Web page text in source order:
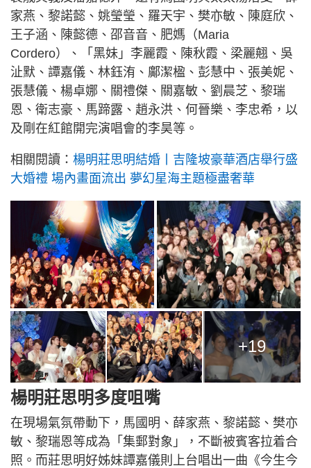
家燕、黎諾懿、姚瑩瑩、羅天宇、樊亦敏、陳庭欣、
王子涵、陳懿德、邵音音、肥媽（Maria
Cordero）、「黑妹」李麗霞、陳秋霞、梁麗翹、吳
沚默、譚嘉儀、林鈺洧、鄺潔楹、彭慧中、張美妮、
張慧儀、楊卓娜、關禮傑、關嘉敏、劉晨芝、黎瑞
恩、衛志豪、馬蹄露、趙永洪、何晉樂、李忠希，以
及剛在紅館開完演唱會的李昊等。
相關閱讀： 楊明莊思明結婚丨吉隆坡豪華酒店舉行盛
大婚禮 場內畫面流出 夢幻星海主題極盡奢華
+19
楊明莊思明多度咀嘴
在現場氣氛帶動下，馬國明、薛家燕、黎諾懿、樊亦
敏、黎瑞恩等成為「集郵對象」，不斷被賓客拉着合
照。而莊思明好姊妹譚嘉儀則上台唱出一曲《今生今